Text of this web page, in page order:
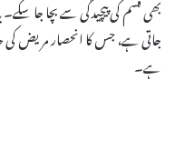
جاتی ہے، جس کا انحصار مریض کی
ہے۔